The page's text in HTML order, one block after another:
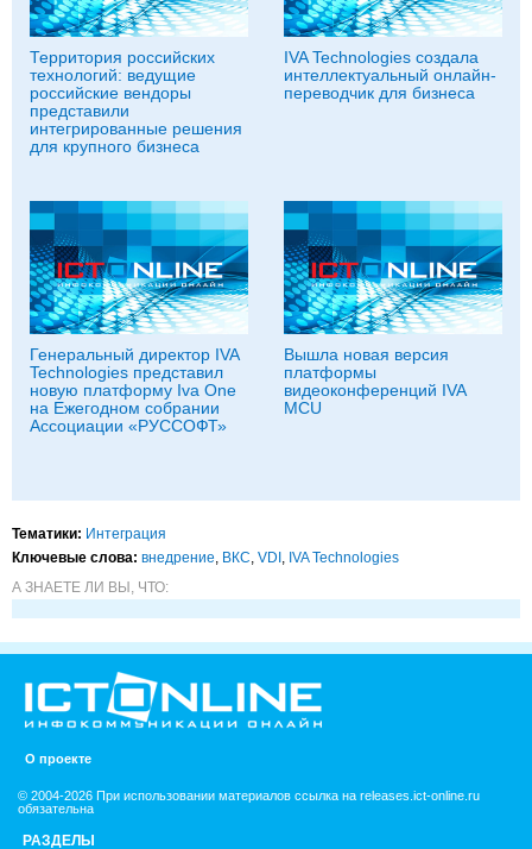
Территория российских
технологий: ведущие
российские вендоры
представили
интегрированные решения
для крупного бизнеса
IVA Technologies создала
интеллектуальный онлайн-
переводчик для бизнеса
Генеральный директор IVA
Technologies представил
новую платформу Iva One
на Ежегодном собрании
Ассоциации «РУССОФТ»
Вышла новая версия
платформы
видеоконференций IVA
MCU
Тематики: Интеграция
Ключевые слова: внедрение, ВКС, VDI , IVA Technologies
А ЗНАЕТЕ ЛИ ВЫ, ЧТО:
О проекте
© 2004-2026 При использовании материалов ссылка на releases.ict-online.ru
обязательна
РАЗДЕЛЫ